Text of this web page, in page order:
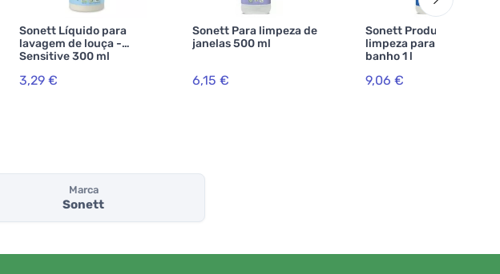
Sonett Líquido para
lavagem de louça -
Sensitive 300 ml
3,29 €
Sonett Para limpeza de
janelas 500 ml
6,15 €
Sonett Produto de
limpeza para casa de
banho 1 l
9,06 €
Marca
Sonett